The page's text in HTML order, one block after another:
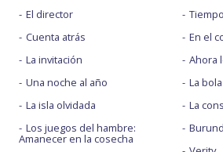
El director
Cuenta atrás
La invitación
Una noche al año
La isla olvidada
Los juegos del hambre:
Amanecer en la cosecha
En el
Ahora
La
La